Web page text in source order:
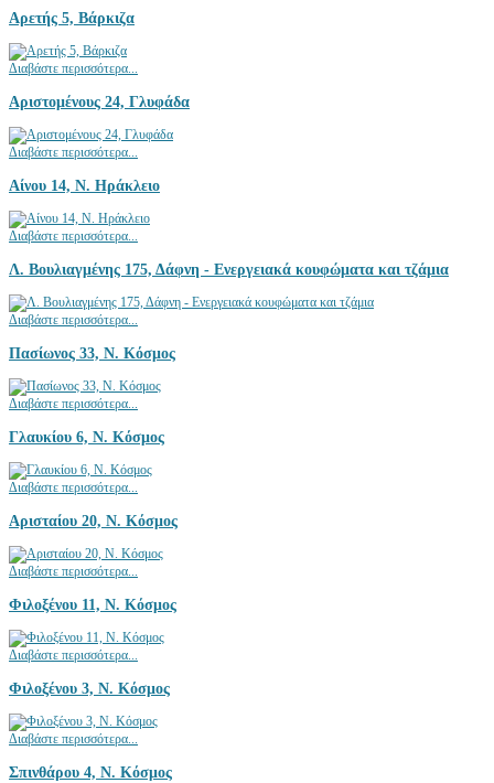
Αρετής 5, Βάρκιζα
Διαβάστε περισσότερα...
Αριστομένους 24, Γλυφάδα
Διαβάστε περισσότερα...
Αίνου 14, Ν. Ηράκλειο
Διαβάστε περισσότερα...
Λ. Βουλιαγμένης 175, Δάφνη - Ενεργειακά κουφώματα και τζάμια
Διαβάστε περισσότερα...
Πασίωνος 33, Ν. Κόσμος
Διαβάστε περισσότερα...
Γλαυκίου 6, Ν. Κόσμος
Διαβάστε περισσότερα...
Αρισταίου 20, Ν. Κόσμος
Διαβάστε περισσότερα...
Φιλοξένου 11, Ν. Κόσμος
Διαβάστε περισσότερα...
Φιλοξένου 3, Ν. Κόσμος
Διαβάστε περισσότερα...
Σπινθάρου 4, Ν. Κόσμος